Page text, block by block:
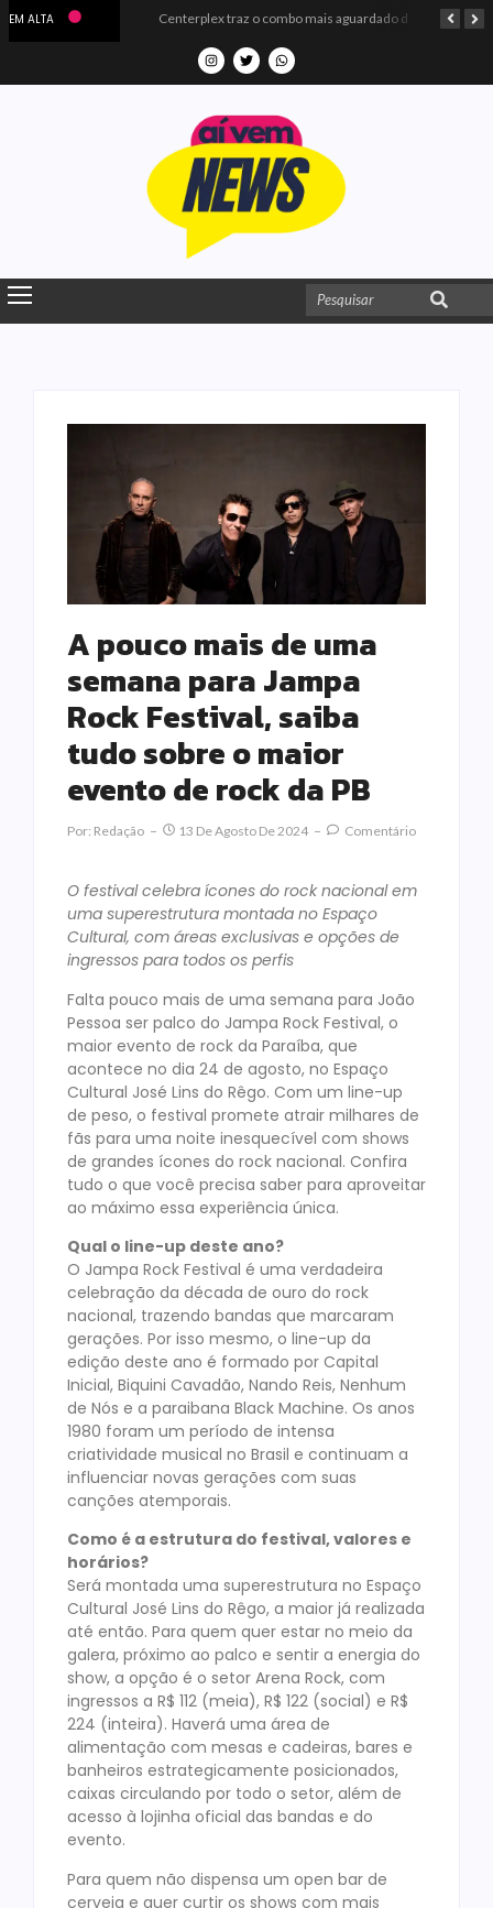
EM ALTA
A pouco mais de uma
semana para Jampa
Rock Festival, saiba
tudo sobre o maior
evento de rock da PB
Por: Redação 13 De Agosto De 2024 Comentário
O festival celebra ícones do rock nacional em
uma superestrutura montada no Espaço
Cultural, com áreas exclusivas e opções de
ingressos para todos os perfis
Falta pouco mais de uma semana para João
Pessoa ser palco do Jampa Rock Festival, o
maior evento de rock da Paraíba, que
acontece no dia 24 de agosto, no Espaço
Cultural José Lins do Rêgo. Com um line-up
de peso, o festival promete atrair milhares de
fãs para uma noite inesquecível com shows
de grandes ícones do rock nacional. Confira
tudo o que você precisa saber para aproveitar
ao máximo essa experiência única.
Qual o line-up deste ano?
O Jampa Rock Festival é uma verdadeira
celebração da década de ouro do rock
nacional, trazendo bandas que marcaram
gerações. Por isso mesmo, o line-up da
edição deste ano é formado por Capital
Inicial, Biquini Cavadão, Nando Reis, Nenhum
de Nós e a paraibana Black Machine. Os anos
1980 foram um período de intensa
criatividade musical no Brasil e continuam a
influenciar novas gerações com suas
canções atemporais.
Como é a estrutura do festival, valores e
horários?
Será montada uma superestrutura no Espaço
Cultural José Lins do Rêgo, a maior já realizada
até então. Para quem quer estar no meio da
galera, próximo ao palco e sentir a energia do
show, a opção é o setor Arena Rock, com
ingressos a R$ 112 (meia), R$ 122 (social) e R$
224 (inteira). Haverá uma área de
alimentação com mesas e cadeiras, bares e
banheiros estrategicamente posicionados,
caixas circulando por todo o setor, além de
acesso à lojinha oficial das bandas e do
evento.
Para quem não dispensa um open bar de
cerveja e quer curtir os shows com mais